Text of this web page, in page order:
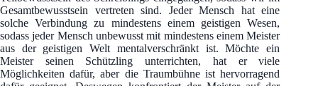
Gesamtbewusstsein vertreten sind. Jeder Mensch hat eine
solche Verbindung zu mindestens einem geistigen Wesen,
sodass jeder Mensch unbewusst mit mindestens einem Meister
aus der geistigen Welt mentalverschränkt ist. Möchte ein
Meister seinen Schützling unterrichten, hat er viele
Möglichkeiten dafür, aber die Traumbühne ist hervorragend